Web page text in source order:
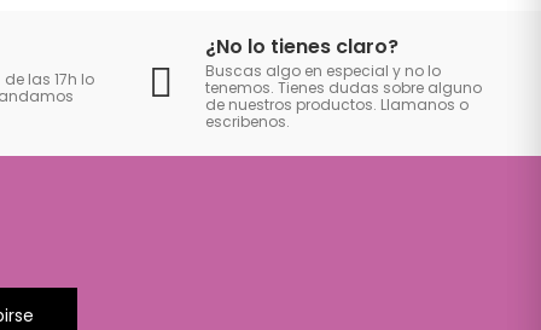
las 17h lo
¿No lo tienes claro?
Buscas algo en especial y no lo
tenemos. Tienes dudas sobre alguno
de nuestros productos. Llamanos o
escribenos.